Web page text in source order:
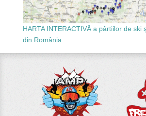
HARTA INTERACTIVĂ a pârtiilor de ski
din România